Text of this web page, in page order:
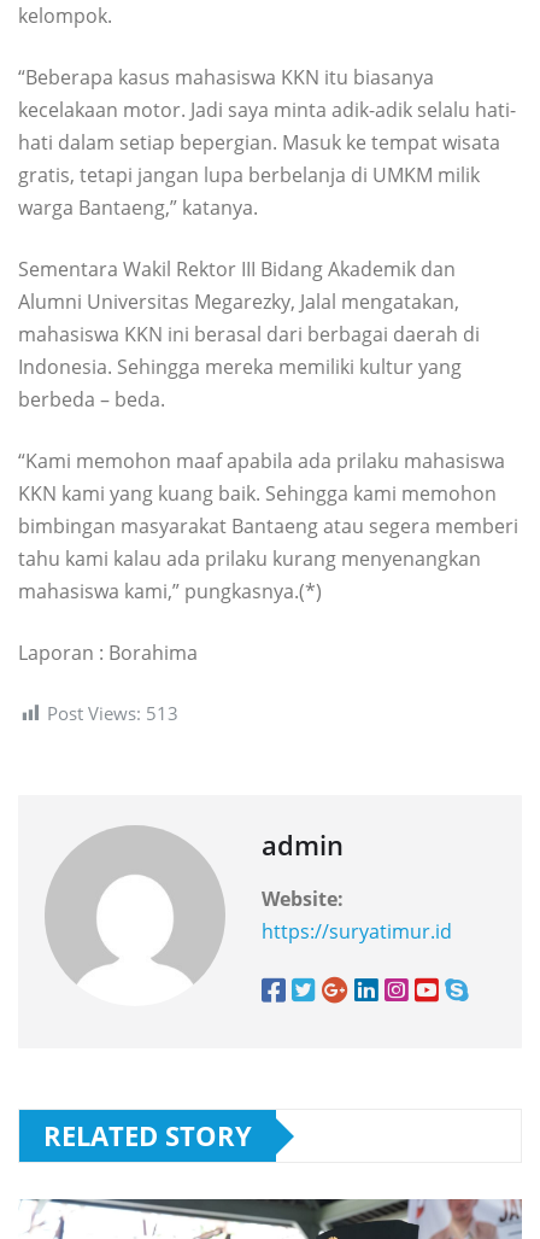
kelompok.
“Beberapa kasus mahasiswa KKN itu biasanya
kecelakaan motor. Jadi saya minta adik-adik selalu hati-
hati dalam setiap bepergian. Masuk ke tempat wisata
gratis, tetapi jangan lupa berbelanja di UMKM milik
warga Bantaeng,” katanya.
Sementara Wakil Rektor III Bidang Akademik dan
Alumni Universitas Megarezky, Jalal mengatakan,
mahasiswa KKN ini berasal dari berbagai daerah di
Indonesia. Sehingga mereka memiliki kultur yang
berbeda – beda.
“Kami memohon maaf apabila ada prilaku mahasiswa
KKN kami yang kuang baik. Sehingga kami memohon
bimbingan masyarakat Bantaeng atau segera memberi
tahu kami kalau ada prilaku kurang menyenangkan
mahasiswa kami,” pungkasnya.(*)
Laporan : Borahima
Post Views: 513
admin
Website:
https://suryatimur.id
RELATED STORY